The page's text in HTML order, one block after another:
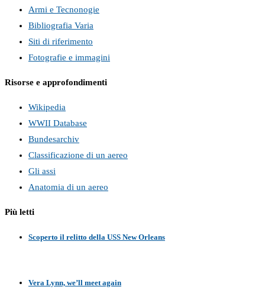
Armi e Tecnonogie
Bibliografia Varia
Siti di riferimento
Fotografie e immagini
Risorse e approfondimenti
Wikipedia
WWII Database
Bundesarchiv
Classificazione di un aereo
Gli assi
Anatomia di un aereo
Più letti
Scoperto il relitto della USS New Orleans
Vera Lynn, we’ll meet again